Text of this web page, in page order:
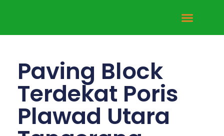
Paving Block
Terdekat Poris
Plawad Utara